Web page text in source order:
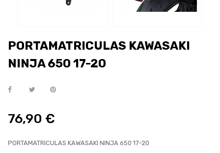
PORTAMATRICULAS KAWASAKI
NINJA 650 17-20
76,90 €
PORTAMATRICULAS KAWASAKI NINJA 650 17-20